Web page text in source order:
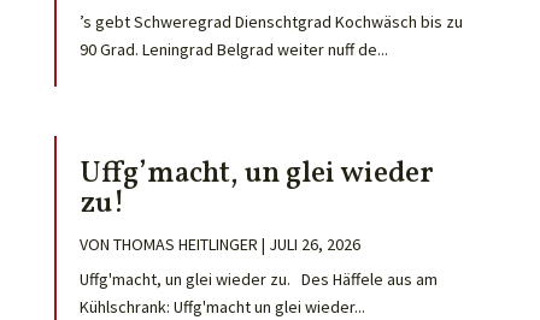
’s gebt Schweregrad Dienschtgrad Kochwäsch bis zu
90 Grad. Leningrad Belgrad weiter nuff de...
Uffg’macht, un glei wieder
zu!
VON THOMAS HEITLINGER | JULI 26, 2026
Uffg'macht, un glei wieder zu. Des Häffele aus am
Kühlschrank: Uffg'macht un glei wieder...